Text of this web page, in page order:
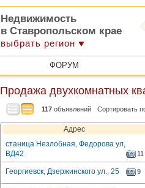
Недвижимость
в Ставропольском крае
выбрать регион
ФОРУМ
Продажа двухкомнатных
117 объявлений Сортировать
Адрес
станица Незлобная, Федорова ул,
ВД42
11
Георгиевск, Дзержинского ул., 25 9